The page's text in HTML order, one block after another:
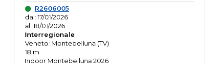
R2606005
dal: 17/01/2026
al: 18/01/2026
Interregionale
Veneto: Montebelluna (TV)
18 m
Indoor Montebelluna 2026